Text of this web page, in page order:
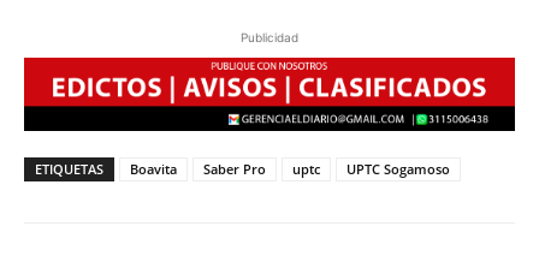
Publicidad
ETIQUETAS Boavita Saber Pro uptc UPTC Sogamoso